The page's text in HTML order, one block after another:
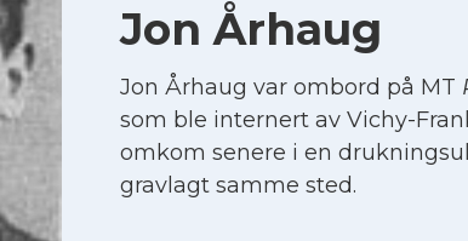
Jon Århaug
Jon Århaug var ombord på MT
som ble internert av Vichy-
omkom senere i en
gravlagt samme sted.